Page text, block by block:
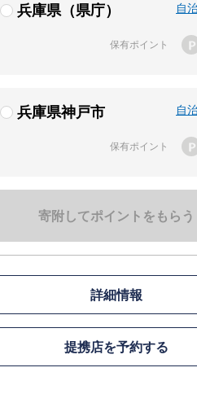
兵庫県（県庁） 自
保有ポイント
兵庫県神戸市 自
保有ポイント
寄附してポイントをもらう
詳細情報
提携店を予約する